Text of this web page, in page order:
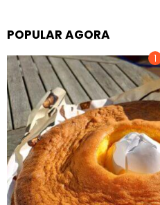
POPULAR AGORA